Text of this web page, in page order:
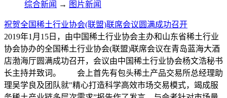
综合新闻 → 图片新闻
祝贺全国稀土行业协会(联盟)联席会议圆满成功召开
2019年1月15日，由中国稀土行业协会主办和山东省稀土行业
协会协办的全国稀土行业协会(联盟)联席会议在青岛蓝海大酒
店渤海厅圆满成功召开，会议由中国稀土行业协会杨文浩秘书
长主持并致词。 会上首先有包头稀土产品交易所总经理助
理吴学良及团队就"精心打造科学高效市场交易模式，竭成服